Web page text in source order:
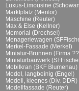
Luxus-Limousine
Marktplatz (Mentor)
Maschine (Reuter)
Max & Else (Kellner)
Memorial (Drechsel)
Menageriewagen
Merkel-Fassade (Merkel)
Miniatur-Brunnen (Firma
Miniaturbauwerk
Mobilkran (BKF Blumenau)
Model, langbeinig (Engel)
Modell, kleenes (Div. DDR)
Modellfassade (Reuter)